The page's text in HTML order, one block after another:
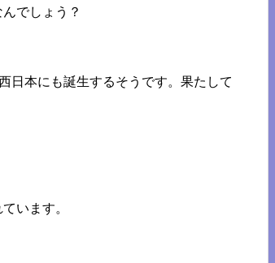
でしょう？
日本にも誕生するそうです。果たして
います。